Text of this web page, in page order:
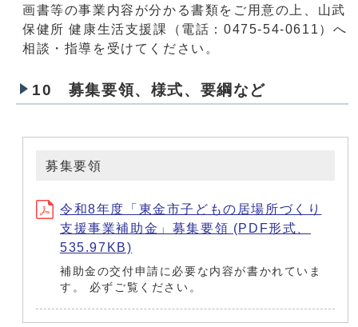
画書等の事業内容が分かる書類をご用意の上、山武
保健所 健康生活支援課（電話：0475-54-0611）へ
相談・指導を受けてください。
10 募集要領、様式、要綱など
募集要領
令和8年度「東金市子どもの居場所づくり
支援事業補助金」募集要領 (PDF形式、
535.97KB)
補助金の交付申請に必要な内容が書かれていま
す。 必ずご覧ください。